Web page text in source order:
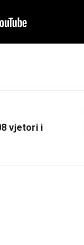
vjetori i